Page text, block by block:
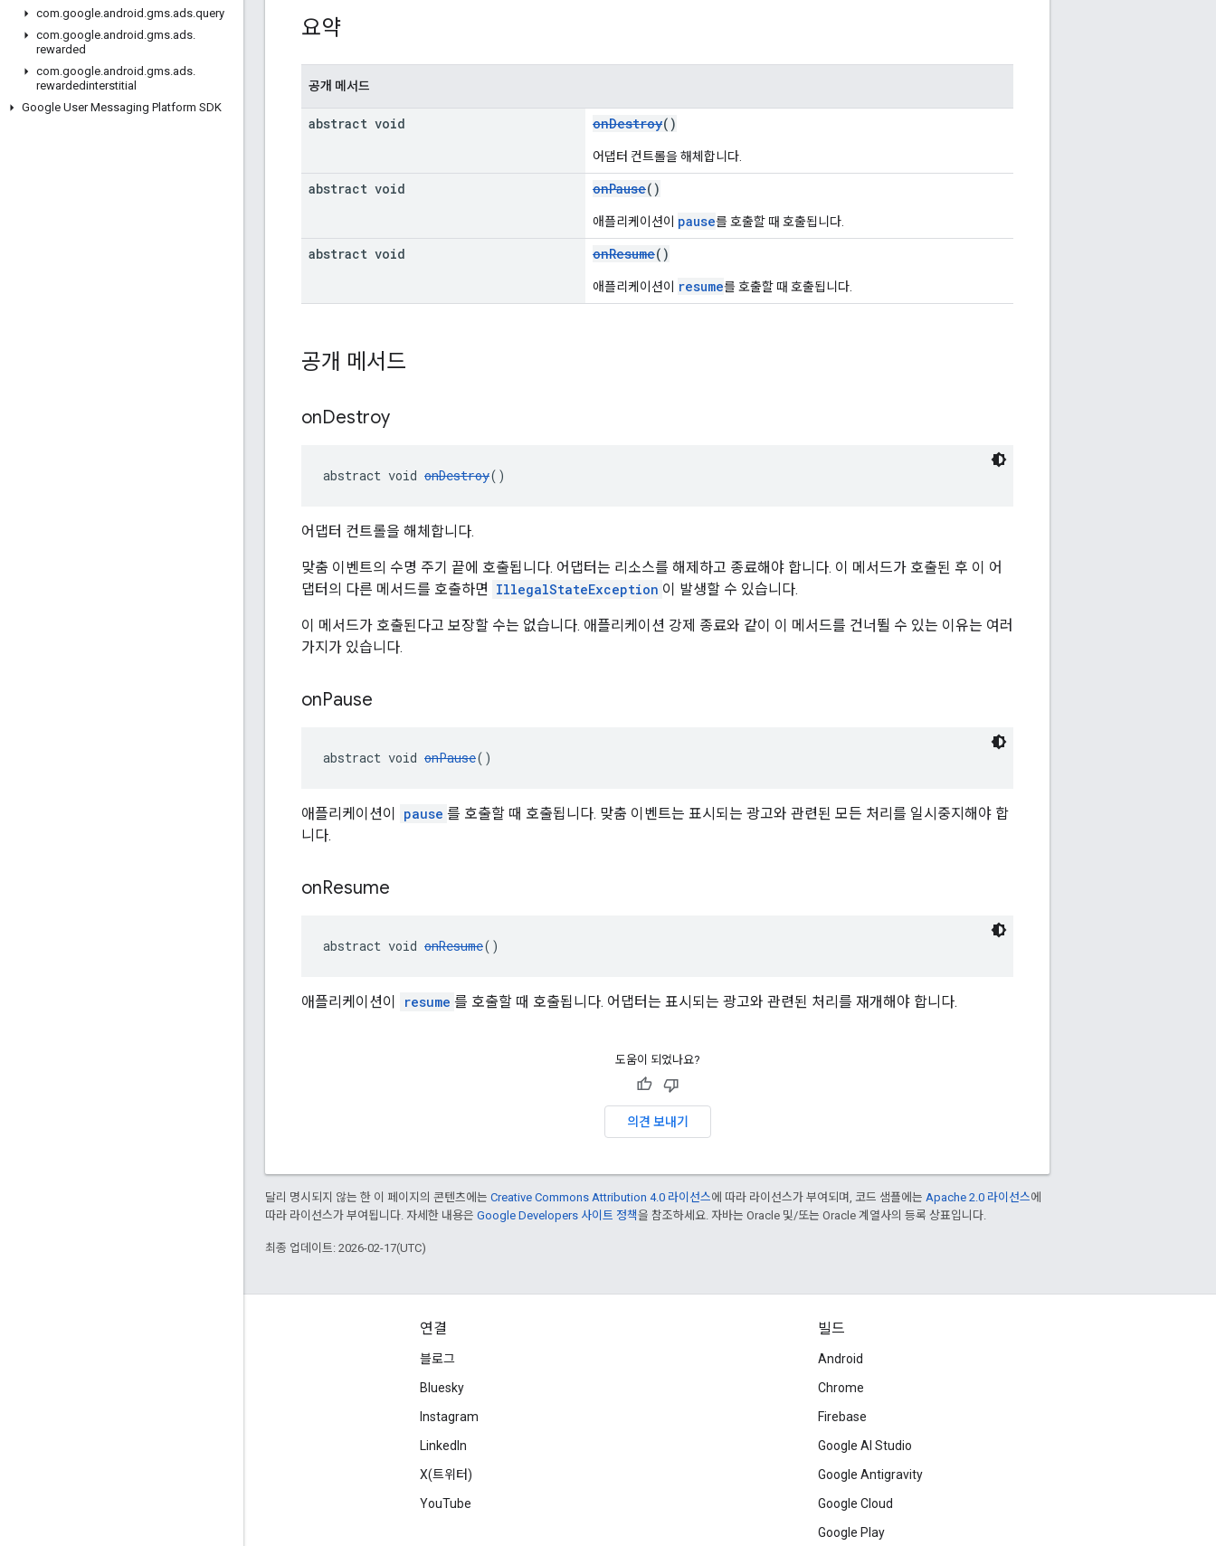
com.google.android .gms.ads.query
com.google.android .gms.ads.
rewarded
com.google.android .gms.ads.
rewardedinterstitial
Google User Messaging Platform SDK
요약
공개 메서드
abstract void onDestroy()
어댑터 컨트롤을 해체합니다.
abstract void onPause()
애플리케이션이 pause를 호출할 때 호출됩니다.
abstract void onResume()
애플리케이션이 resume를 호출할 때 호출됩니다.
공개 메서드
onDestroy
abstract void onDestroy()
어댑터 컨트롤을 해체합니다.
맞춤 이벤트의 수명 주기 끝에 호출됩니다. 어댑터는 리소스를 해제하고 종료해야 합니다. 이 메서드가 호출된 후 이 어
댑터의 다른 메서드를 호출하면 IllegalStateException 이 발생할 수 있습니다.
이 메서드가 호출된다고 보장할 수는 없습니다. 애플리케이션 강제 종료와 같이 이 메서드를 건너뛸 수 있는 이유는 여러
가지가 있습니다.
onPause
abstract void onPause()
애플리케이션이 pause 를 호출할 때 호출됩니다. 맞춤 이벤트는 표시되는 광고와 관련된 모든 처리를 일시중지해야 합
니다.
onResume
abstract void onResume()
애플리케이션이 resume 를 호출할 때 호출됩니다. 어댑터는 표시되는 광고와 관련된 처리를 재개해야 합니다.
도움이 되었나요?
의견 보내기
달리 명시되지 않는 한 이 페이지의 콘텐츠에는 Creative Commons Attribution 4.0 라이선스에 따라 라이선스가 부여되며, 코드 샘플에는 Apache 2.0 라이선스에
따라 라이선스가 부여됩니다. 자세한 내용은 Google Developers 사이트 정책을 참조하세요. 자바는 Oracle 및/또는 Oracle 계열사의 등록 상표입니다.
최종 업데이트: 2026-02-17(UTC)
연결
블로그
Bluesky
Instagram
LinkedIn
X(트위터)
YouTube
빌드
Android
Chrome
Firebase
Google AI Studio
Google Antigravity
Google Cloud
Google Play